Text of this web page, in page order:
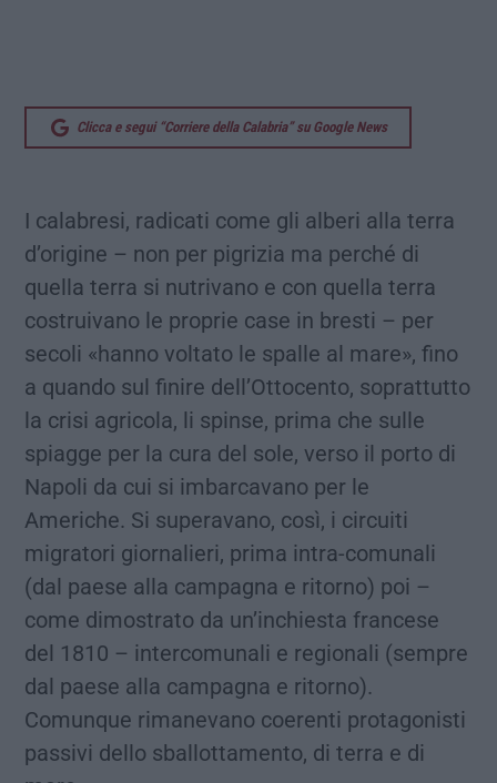
Clicca e segui “Corriere della Calabria” su Google News
I calabresi, radicati come gli alberi alla terra
d’origine – non per pigrizia ma perché di
quella terra si nutrivano e con quella terra
costruivano le proprie case in bresti – per
secoli «hanno voltato le spalle al mare», fino
a quando sul finire dell’Ottocento, soprattutto
la crisi agricola, li spinse, prima che sulle
spiagge per la cura del sole, verso il porto di
Napoli da cui si imbarcavano per le
Americhe. Si superavano, così, i circuiti
migratori giornalieri, prima intra-comunali
(dal paese alla campagna e ritorno) poi –
come dimostrato da un’inchiesta francese
del 1810 – intercomunali e regionali (sempre
dal paese alla campagna e ritorno).
Comunque rimanevano coerenti protagonisti
passivi dello sballottamento, di terra e di